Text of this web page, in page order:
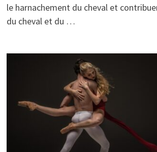
le harnachement du cheval et
du cheval et du …